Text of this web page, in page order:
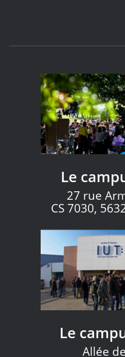
Le
27 rue
CS 7030,
Le
Allée